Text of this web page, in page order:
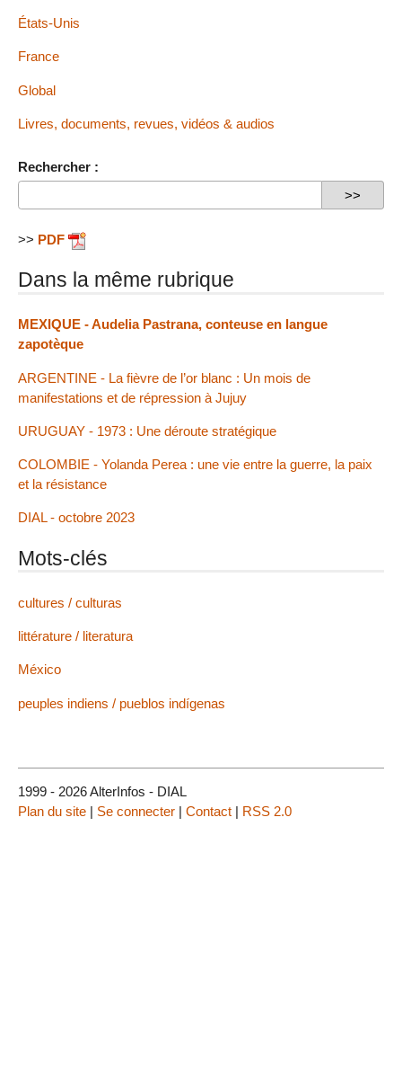
États-Unis
France
Global
Livres, documents, revues, vidéos & audios
Rechercher :
>> PDF
Dans la même rubrique
MEXIQUE - Audelia Pastrana, conteuse en langue
zapotèque
ARGENTINE - La fièvre de l’or blanc : Un mois de
manifestations et de répression à Jujuy
URUGUAY - 1973 : Une déroute stratégique
COLOMBIE - Yolanda Perea : une vie entre la guerre, la paix
et la résistance
DIAL - octobre 2023
Mots-clés
cultures / culturas
littérature / literatura
México
peuples indiens / pueblos indígenas
1999 - 2026 AlterInfos - DIAL
Plan du site
Se connecter Contact RSS 2.0